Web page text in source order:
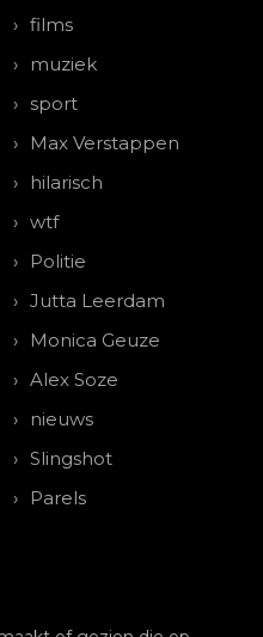
films
muziek
sport
Max Verstappen
hilarisch
wtf
Politie
Jutta Leerdam
Monica Geuze
Alex Soze
nieuws
Slingshot
Parels